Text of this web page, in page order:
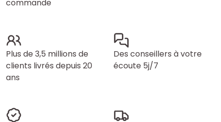
commande
Plus de 3,5 millions de
clients livrés depuis 20
ans
Des conseillers à votre
écoute 5j/7